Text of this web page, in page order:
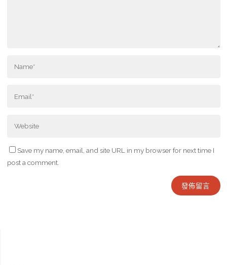
Save my name, email, and site URL in my browser for next time I
post a comment.